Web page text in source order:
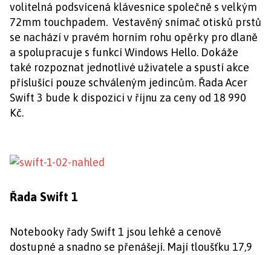
volitelná podsvícená klávesnice společně s velkým
72mm touchpadem. Vestavěný snímač otisků prstů
se nachází v pravém horním rohu opěrky pro dlaně
a spolupracuje s funkcí Windows Hello. Dokáže
také rozpoznat jednotlivé uživatele a spustí akce
příslušící pouze schváleným jedincům. Řada Acer
Swift 3 bude k dispozici v říjnu za ceny od 18 990
Kč.
Řada Swift 1
Notebooky řady Swift 1 jsou lehké a cenově
dostupné a snadno se přenášejí. Mají tloušťku 17,9